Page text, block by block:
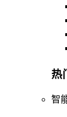
热
智